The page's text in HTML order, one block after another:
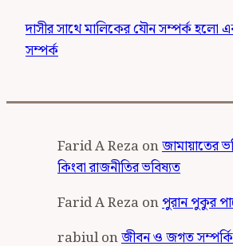
দাসীর সাথে মালিকের যৌন সম্পর্ক হলো
সম্পর্ক
Farid A Reza onজামায়াতের
কিংবা রাজনীতির ভবিষ্যত
Farid A Reza onপুরান পুকুর
rabiulonজীবন ও জগত